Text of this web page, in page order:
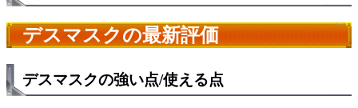
デスマスクの最新評価
デスマスクの強い点/使える点